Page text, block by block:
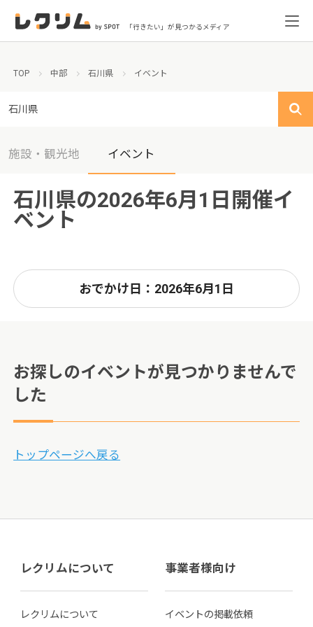
「行きたい」が見つかるメディア
TOP 中部 石川県 イベント
石川県
施設・観光地 イベント
石川県の2026年6月1日開催イ
ベント
おでかけ日：2026年6月1日
お探しのイベントが見つかりませんで
した
トップページへ戻る
レクリムについて
レクリムについて
事業者様向け
イベントの掲載依頼